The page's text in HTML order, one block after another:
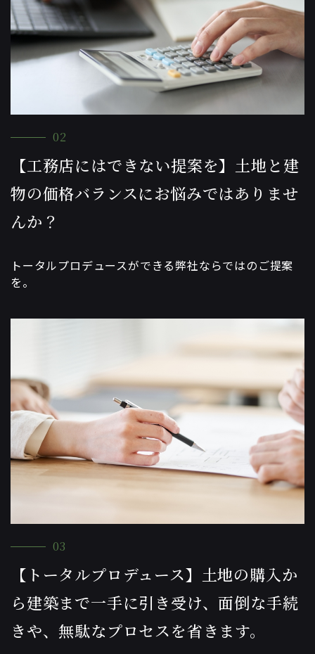
02
【工務店にはできない提案を】土地と建
物の価格バランスにお悩みではありませ
んか？
トータルプロデュースができる弊社ならではのご提案
を。
03
【トータルプロデュース】土地の購入か
ら建築まで一手に引き受け、面倒な手続
きや、無駄なプロセスを省きます。